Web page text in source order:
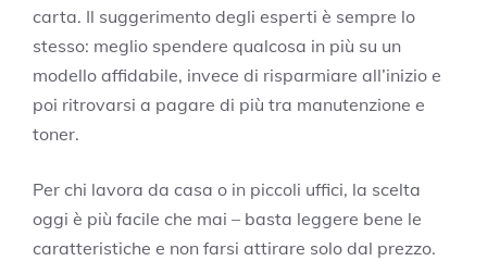
carta. Il suggerimento degli esperti è sempre lo
stesso: meglio spendere qualcosa in più su un
modello affidabile, invece di risparmiare all’inizio e
poi ritrovarsi a pagare di più tra manutenzione e
toner.
Per chi lavora da casa o in piccoli uffici, la scelta
oggi è più facile che mai – basta leggere bene le
caratteristiche e non farsi attirare solo dal prezzo.